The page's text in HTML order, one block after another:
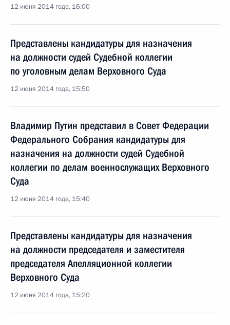
12 июня 2014 года, 16:00
Представлены кандидатуры для назначения
на должности судей Судебной коллегии
по уголовным делам Верховного Суда
12 июня 2014 года, 15:50
Владимир Путин представил в Совет Федерации
Федерального Собрания кандидатуры для
назначения на должности судей Судебной
коллегии по делам военнослужащих Верховного
Суда
12 июня 2014 года, 15:40
Представлены кандидатуры для назначения
на должности председателя и заместителя
председателя Апелляционной коллегии
Верховного Суда
12 июня 2014 года, 15:20